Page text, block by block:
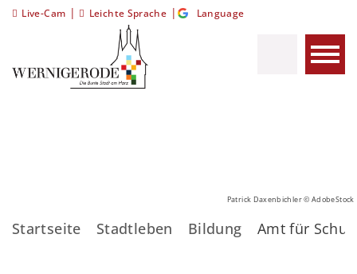
Live-Cam | Leichte Sprache | Language
Patrick Daxenbichler © AdobeStock
Startseite Stadtleben Bildung Amt für